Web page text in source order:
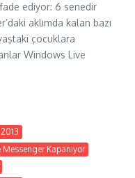
ediyor: 6 senedir
aklımda kalan bazı
çocuklara
Windows Live
Kapanıyor